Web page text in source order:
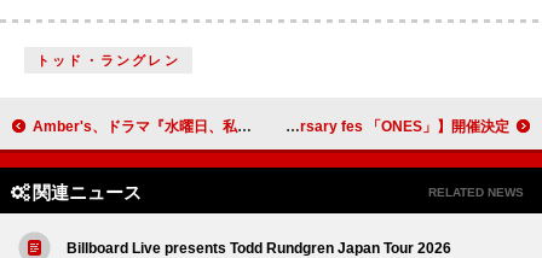
トッド・ラングレン
Amber's、ドラマ『水曜日、私の夫に抱かれてください』OPテーマ「エデン」配信リリース＆MV公開 jizue、【20th anniversary fes 「ONES」】開催決定
関連ニュース RELATED NEWS
Billboard Live presents Todd Rundgren Japan Tour 2026